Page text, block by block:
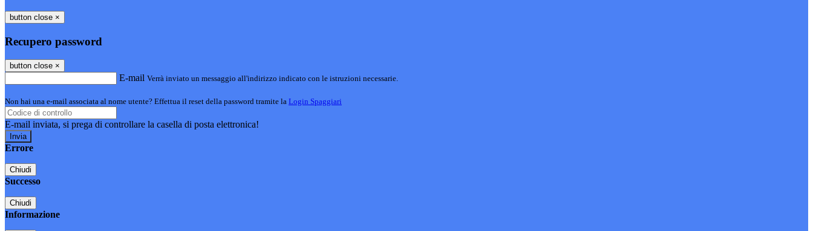
button close ×
Recupero password
button close ×
E-mail Verrà inviato un messaggio all'indirizzo indicato con le istruzioni necessarie.
Non hai una e-mail associata al nome utente? Effettua il reset della password tramite la Login Spaggiari
E-mail inviata, si prega di controllare la casella di posta elettronica!
Errore
Chiudi
Successo
Chiudi
Informazione